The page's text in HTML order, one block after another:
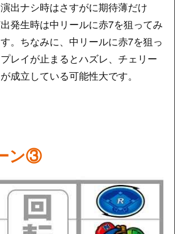
出ナシ時はさすがに期待薄だけ
発生時は中リールに赤7を狙ってみ
。ちなみに、中リールに赤7を狙っ
レイが止まるとハズレ、チェリー
成立している可能性大です。
ン③